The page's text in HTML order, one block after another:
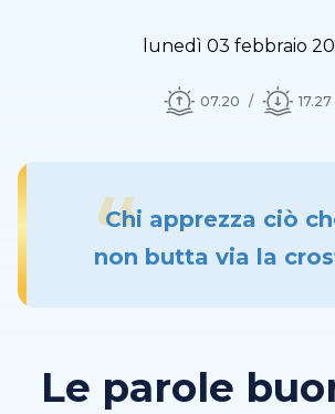
lunedì 03 febbraio
07.20 17.27
Chi apprezza ciò
non butta via la
Le parole